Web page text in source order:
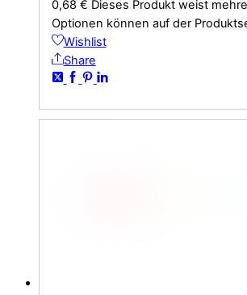
0,68 € Dieses Produkt weist
Optionen können auf der
Wishlist
Share